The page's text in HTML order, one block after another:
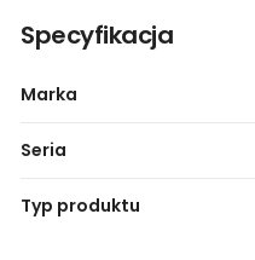
Specyfikacja
Marka
Seria
Typ produktu